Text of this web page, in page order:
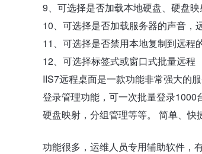
9、可选择是否加载本地硬盘、硬盘映
10、可选择是否加载服务器的声音，
11、可选择是否禁用本地复制到远程
12、可选择标签式或窗口式批量远程
IIS7远程桌面是一款功能非常强大的
登录管理功能，可一次批量登录1000
硬盘映射，分组管理等等。 简单、快
功能很多，运维人员专用辅助软件，